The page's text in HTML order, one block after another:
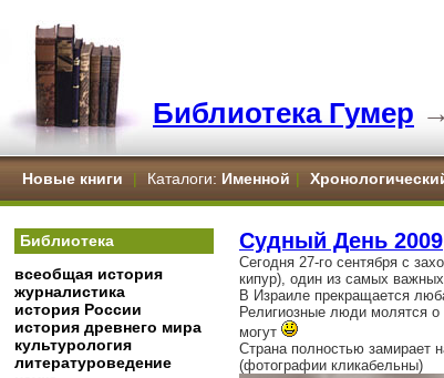
Библиотека Гумер →
Новые книги | Каталоги: Именной |
Библиотека
всеобщая история
журналистика
история России
история древнего мира
культурология
литературоведение
Судный День 2009
Сегодня 27-го сентября с
кипур), один из самых
В Израиле прекращается
Религиозные люди молятся
могут
Страна полностью замирает
(фотографии кликабельны)